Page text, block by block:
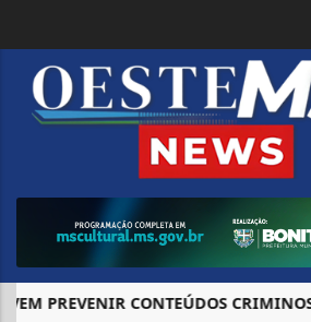
PREVENIR CONTEÚDOS CRIMINOSOS